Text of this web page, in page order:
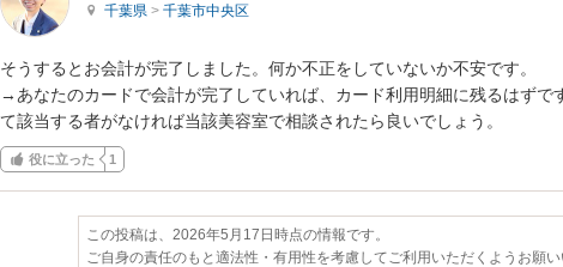
千葉県 > 千葉市中央区
そうするとお会計が完了しました。何か不正をしていないか不安です。
→あなたのカードで会計が完了していれば、カード利用明細に残るはずで
て該当する者がなければ当該美容室で相談されたら良いでしょう。
役に立った 1
この投稿は、2026年5月17日時点の情報です。
ご自身の責任のもと適法性・有用性を考慮してご利用いただくようお願い